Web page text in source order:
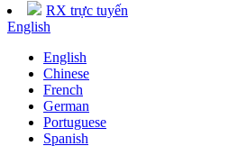
RX trực tuyến
English
English
Chinese
French
German
Portuguese
Spanish